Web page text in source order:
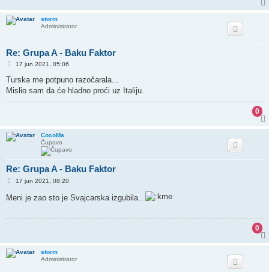
storm
Administrator
Re: Grupa A - Baku Faktor
P
s
17 jun 2021, 05:06
Turska me potpuno razočarala...
Mislio sam da će hladno proći uz Italiju.
0
CocoMa
Čupavo
Re: Grupa A - Baku Faktor
P
t
17 jun 2021, 08:20
Meni je zao sto je Svajcarska izgubila..
0
storm
Administrator